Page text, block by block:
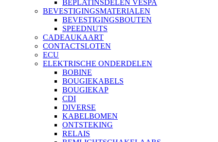
BEPLATINSDELEN VESPA
BEVESTIGINGSMATERIALEN
BEVESTIGINGSBOUTEN
SPEEDNUTS
CADEAUKAART
CONTACTSLOTEN
ECU
ELEKTRISCHE ONDERDELEN
BOBINE
BOUGIEKABELS
BOUGIEKAP
CDI
DIVERSE
KABELBOMEN
ONTSTEKING
RELAIS